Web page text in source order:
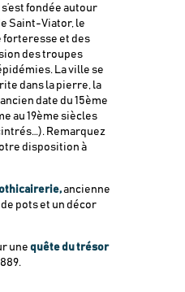
fondée autour
Saint-Viator, le
forteresse et des
des troupes
La ville se
dans la pierre, la
date du 15ème
au 19ème siècles
Remarquez
disposition à
ancienne
pots et un décor
une quête du trésor